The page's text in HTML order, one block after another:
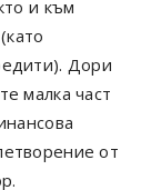
и към
Дори
малка част
от